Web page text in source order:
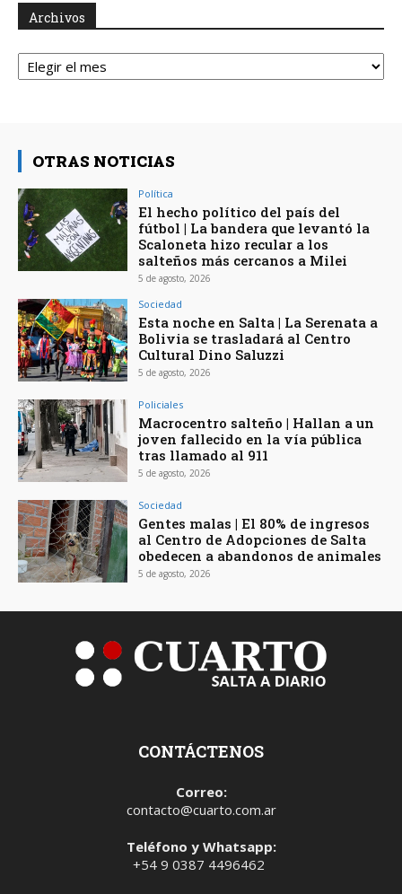
Archivos
Archivos
OTRAS NOTICIAS
Política
El hecho político del país del
fútbol | La bandera que levantó la
Scaloneta hizo recular a los
salteños más cercanos a Milei
5 de agosto, 2026
Sociedad
Esta noche en Salta | La Serenata a
Bolivia se trasladará al Centro
Cultural Dino Saluzzi
5 de agosto, 2026
Policiales
Macrocentro salteño | Hallan a un
joven fallecido en la vía pública
tras llamado al 911
5 de agosto, 2026
Sociedad
Gentes malas | El 80% de ingresos
al Centro de Adopciones de Salta
obedecen a abandonos de animales
5 de agosto, 2026
CONTÁCTENOS
Correo:
contacto@cuarto.com.ar
Teléfono y Whatsapp:
+54 9 0387 4496462